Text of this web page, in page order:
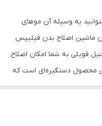
لیتیوم یونیطراحی دسته
برای اصلاح محل‌های دور از
شونده
به وسیله آن موهای
ماشین اصلاح بدن فیلیپس
استیل فویلی به شما امکان اصلاح
محصول دستگیره‌ای است که
بوده و همین باعث شده تا